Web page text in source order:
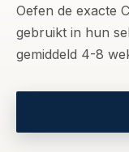
Oefen de exacte
gebruikt in hun
gemiddeld 4-8